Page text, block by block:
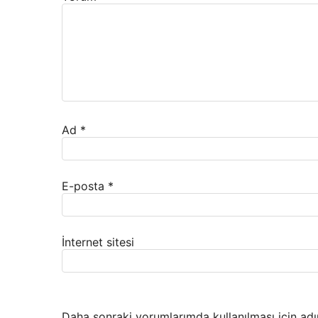
Ad *
E-posta *
İnternet sitesi